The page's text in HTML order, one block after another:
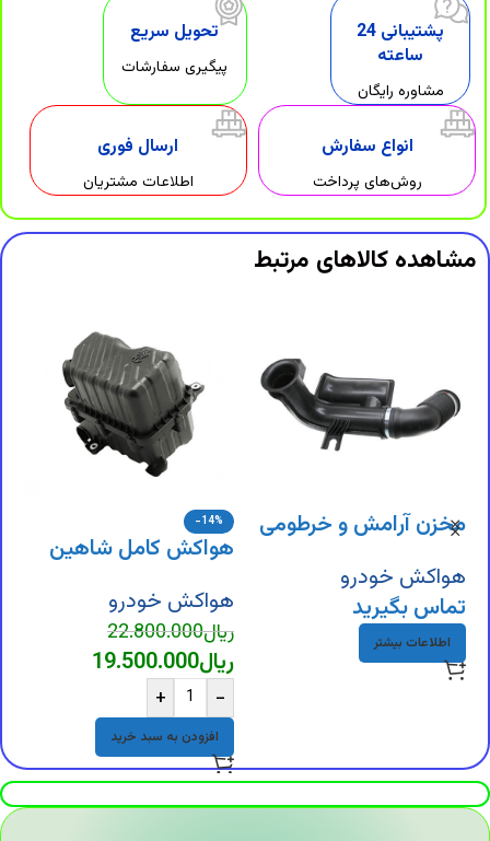
پشتیبانی 24
ساعته
مشاوره رایگان
تحویل سریع
پیگیری سفارشات
انواع سفارش
روش‌های پرداخت
ارسال فوری
اطلاعات مشتریان
مشاهده کالاهای مرتبط
مخزن آرامش و خرطومی
هواکش خودرو
تماس بگیرید
اطلاعات بیشتر
-14%
هواکش کامل شاهین
هواکش خودرو
ریال22.800.000
ریال19.500.000
-
+
افزودن به سبد خرید